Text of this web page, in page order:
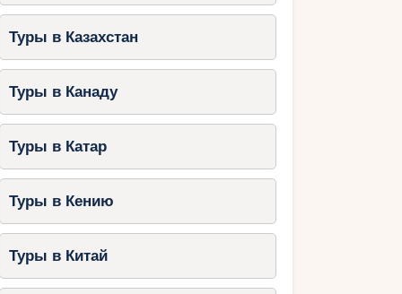
Туры в Казахстан
Туры в Канаду
Туры в Катар
Туры в Кению
Туры в Китай